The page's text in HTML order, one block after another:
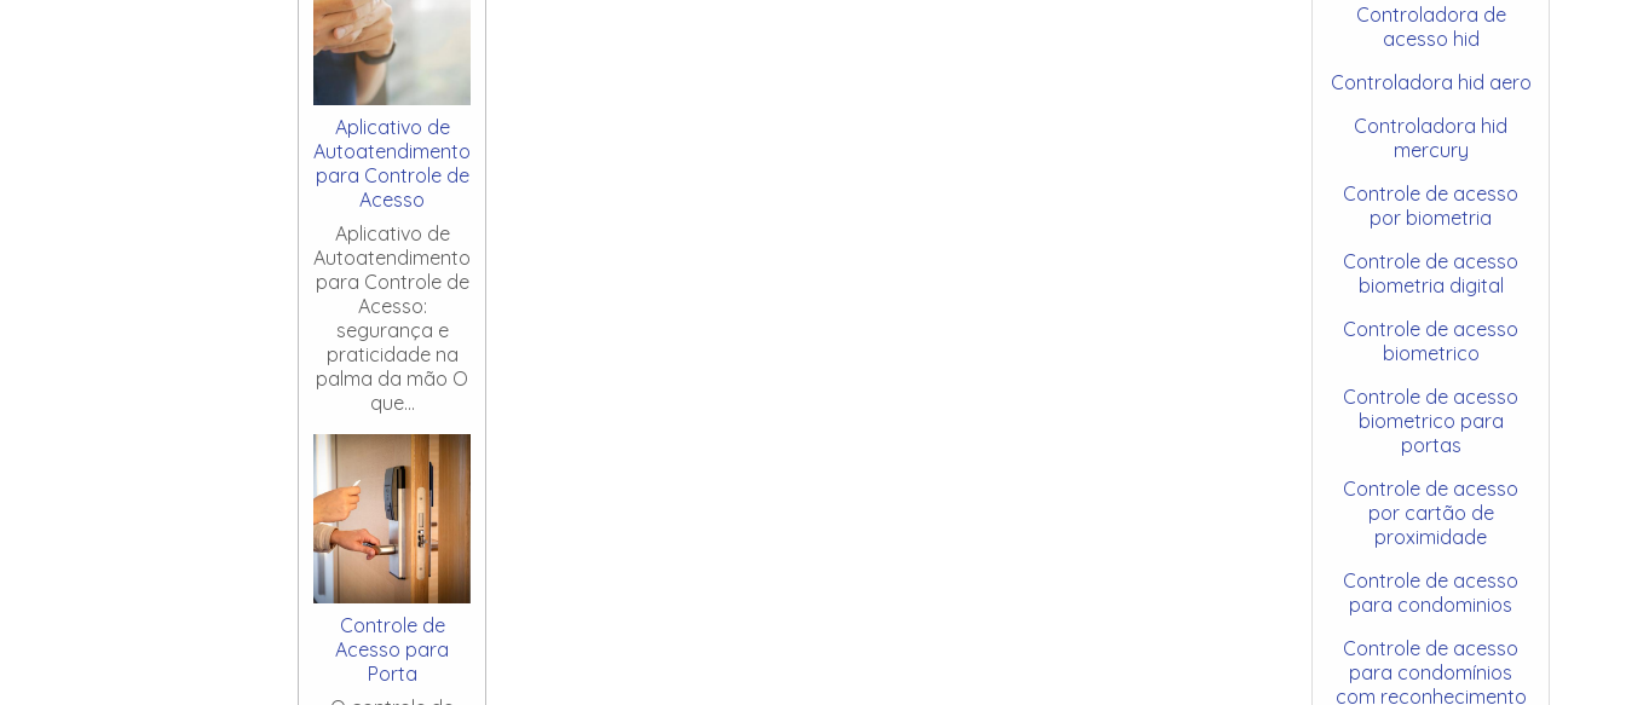
Aplicativo de
Autoatendimento
para Controle de
Acesso
Aplicativo de
Autoatendimento
para Controle de
Acesso:
segurança e
praticidade na
palma da mão O
que...
Controle de
Acesso para
Porta
Controladora de
acesso hid
Controladora hid aero
Controladora hid
mercury
Controle de acesso
por biometria
Controle de acesso
biometria digital
Controle de acesso
biometrico
Controle de acesso
biometrico para
portas
Controle de acesso
por cartão de
proximidade
Controle de acesso
para condominios
Controle de acesso
para condomínios
com reconhecimento